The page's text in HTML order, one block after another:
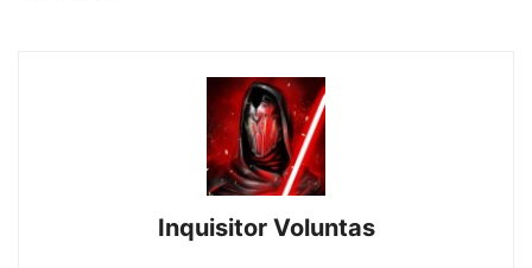
Inquisitor Voluntas